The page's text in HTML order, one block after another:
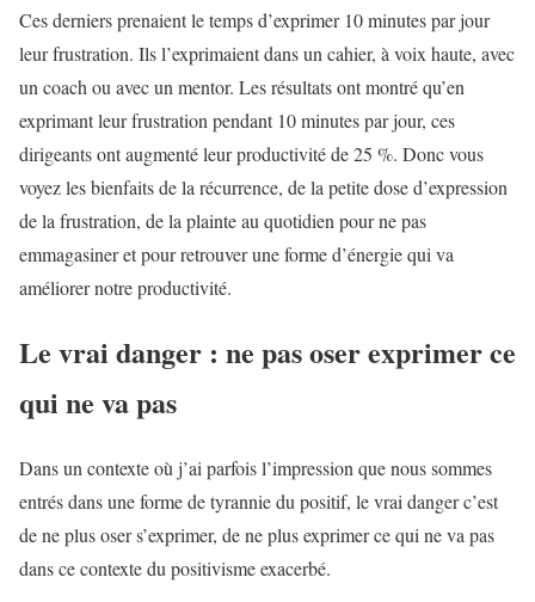
Ces derniers prenaient le temps d’exprimer 10 minutes par jour
leur frustration. Ils l’exprimaient dans un cahier, à voix haute, avec
un coach ou avec un mentor. Les résultats ont montré qu’en
exprimant leur frustration pendant 10 minutes par jour, ces
dirigeants ont augmenté leur productivité de 25 %. Donc vous
voyez les bienfaits de la récurrence, de la petite dose d’expression
de la frustration, de la plainte au quotidien pour ne pas
emmagasiner et pour retrouver une forme d’énergie qui va
améliorer notre productivité.
Le vrai danger : ne pas oser exprimer ce
qui ne va pas
Dans un contexte où j’ai parfois l’impression que nous sommes
entrés dans une forme de tyrannie du positif, le vrai danger c’est
de ne plus oser s’exprimer, de ne plus exprimer ce qui ne va pas
dans ce contexte du positivisme exacerbé.